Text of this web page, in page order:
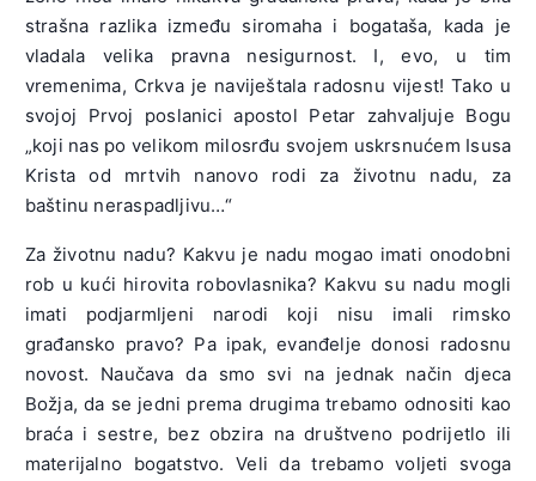
strašna razlika između siromaha i bogataša, kada je
vladala velika pravna nesigurnost. I, evo, u tim
vremenima, Crkva je naviještala radosnu vijest! Tako u
svojoj Prvoj poslanici apostol Petar zahvaljuje Bogu
„koji nas po velikom milosrđu svojem uskrsnućem Isusa
Krista od mrtvih nanovo rodi za životnu nadu, za
baštinu neraspadljivu…“
Za životnu nadu? Kakvu je nadu mogao imati onodobni
rob u kući hirovita robovlasnika? Kakvu su nadu mogli
imati podjarmljeni narodi koji nisu imali rimsko
građansko pravo? Pa ipak, evanđelje donosi radosnu
novost. Naučava da smo svi na jednak način djeca
Božja, da se jedni prema drugima trebamo odnositi kao
braća i sestre, bez obzira na društveno podrijetlo ili
materijalno bogatstvo. Veli da trebamo voljeti svoga